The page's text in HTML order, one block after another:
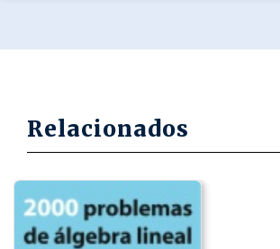
Relacionados